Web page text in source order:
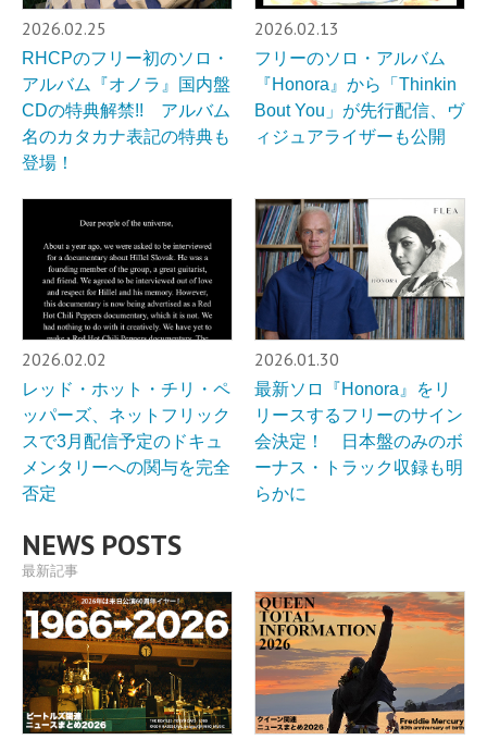
2026.02.25
RHCPのフリー初のソロ・
アルバム『オノラ』国内盤
CDの特典解禁!! アルバム
名のカタカナ表記の特典も
登場！
2026.02.13
フリーのソロ・アルバム
『Honora』から「Thinkin
Bout You」が先行配信、ヴ
ィジュアライザーも公開
2026.02.02
レッド・ホット・チリ・ペ
ッパーズ、ネットフリック
スで3月配信予定のドキュ
メンタリーへの関与を完全
否定
2026.01.30
最新ソロ『Honora』をリ
リースするフリーのサイン
会決定！ 日本盤のみのボ
ーナス・トラック収録も明
らかに
NEWS POSTS
最新記事